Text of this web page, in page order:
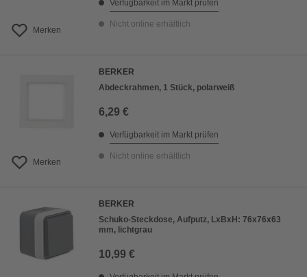
Merken
Verfügbarkeit im Markt prüfen
Nicht online erhältlich
Merken
BERKER
Abdeckrahmen, 1 Stück, polarweiß
6,29 €
Verfügbarkeit im Markt prüfen
Nicht online erhältlich
BERKER
Schuko-Steckdose, Aufputz, LxBxH: 76x76x63
mm, lichtgrau
10,99 €